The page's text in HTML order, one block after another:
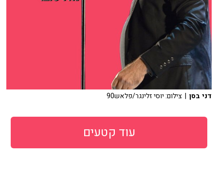
דני בסן | צילום: יוסי זלינגר/פלאש90
עוד קטעים